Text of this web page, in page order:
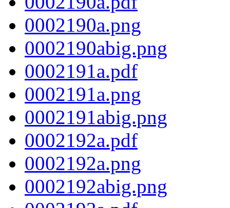
0002190a.png
0002190abig.png
0002191a.pdf
0002191a.png
0002191abig.png
0002192a.pdf
0002192a.png
0002192abig.png